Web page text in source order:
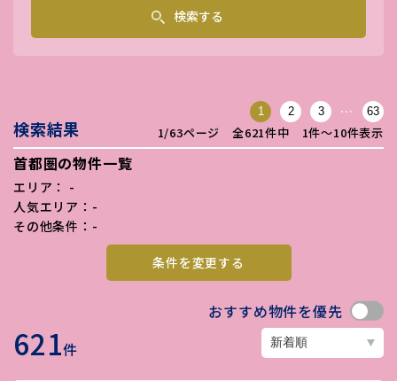
検索する
検索結果
1 2 3 … 63
1/63ページ 全621件中 1件〜10件表示
首都圏の物件一覧
エリア： -
人気エリア：-
その他条件：-
条件を変更する
621件
おすすめ物件を優先